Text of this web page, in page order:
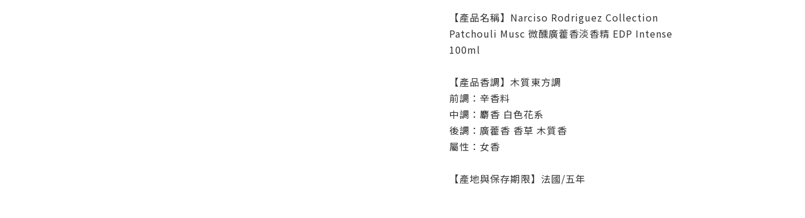
【產品名稱】Narciso Rodriguez Collection
Patchouli Musc 微醺廣藿香淡香精 EDP Intense
100ml
【產品香調】木質東方調
前調：辛香料
中調：麝香 白色花系
後調：廣藿香 香草 木質香
屬性：女香
【產地與保存期限】法國/五年